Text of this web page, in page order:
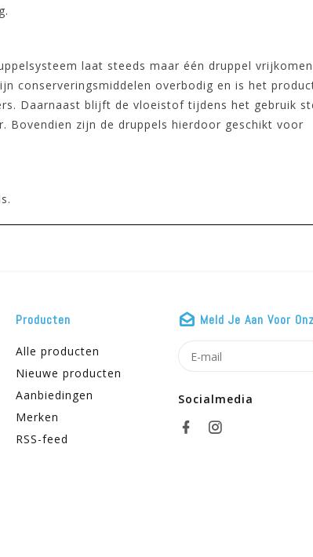
laat steeds maar één druppel
conserveringsmiddelen overbodig en is het
Daarnaast blijft de vloeistof tijdens het gebruik
Bovendien zijn de druppels hierdoor geschikt voor
Producten
Alle producten
Nieuwe producten
Aanbiedingen
Merken
RSS-feed
Meld Je Aan Voor
Socialmedia